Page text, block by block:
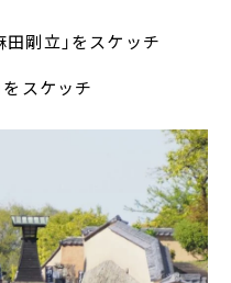
田剛立」をスケッチ
をスケッチ